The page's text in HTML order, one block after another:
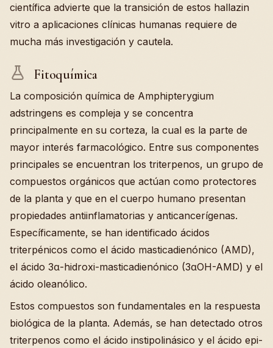
científica advierte que la transición de estos hallazin
vitro a aplicaciones clínicas humanas requiere de
mucha más investigación y cautela.
Fitoquímica
La composición química de Amphipterygium
adstringens es compleja y se concentra
principalmente en su corteza, la cual es la parte de
mayor interés farmacológico. Entre sus componentes
principales se encuentran los triterpenos, un grupo de
compuestos orgánicos que actúan como protectores
de la planta y que en el cuerpo humano presentan
propiedades antiinflamatorias y anticancerígenas.
Específicamente, se han identificado ácidos
triterpénicos como el ácido masticadienónico (AMD),
el ácido 3α-hidroxi-masticadienónico (3αOH-AMD) y el
ácido oleanólico.
Estos compuestos son fundamentales en la respuesta
biológica de la planta. Además, se han detectado otros
triterpenos como el ácido instipolinásico y el ácido epi-